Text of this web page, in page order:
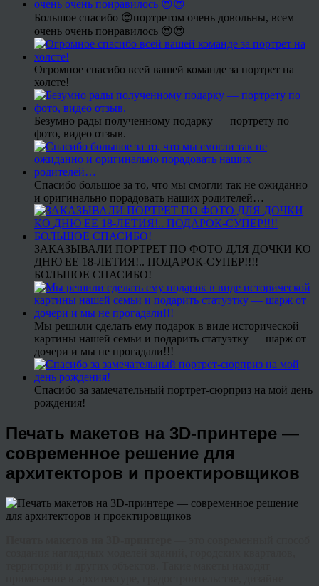
Большое спасибо 😍портретом очень довольны, всем
очень очень понравилось 😍😍
Огромное спасибо всей вашей команде за портрет на
холсте!
Безумно рады полученному подарку — портрету по
фото, видео отзыв.
Спасибо большое за то, что мы смогли так не ожиданно
и оригинально порадовать наших родителей…
ЗАКАЗЫВАЛИ ПОРТРЕТ ПО ФОТО ДЛЯ ДОЧКИ КО
ДНЮ ЕЕ 18-ЛЕТИЯ!.. ПОДАРОК-СУПЕР!!!!
БОЛЬШОЕ СПАСИБО!
Мы решили сделать ему подарок в виде исторической
картины нашей семьи и подарить статуэтку — шарж от
дочери и мы не прогадали!!!
Спасибо за замечательный портрет-сюрприз на мой день
рождения!
Печать макетов на 3D-принтере —
современное решение для
архитекторов и проектировщиков